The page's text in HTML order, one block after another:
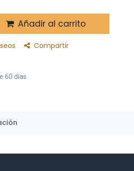
Añadir al carrito
Compartir
60 días